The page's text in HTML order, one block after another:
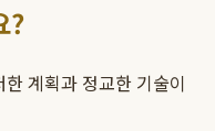
?
계획과 정교한 기술이